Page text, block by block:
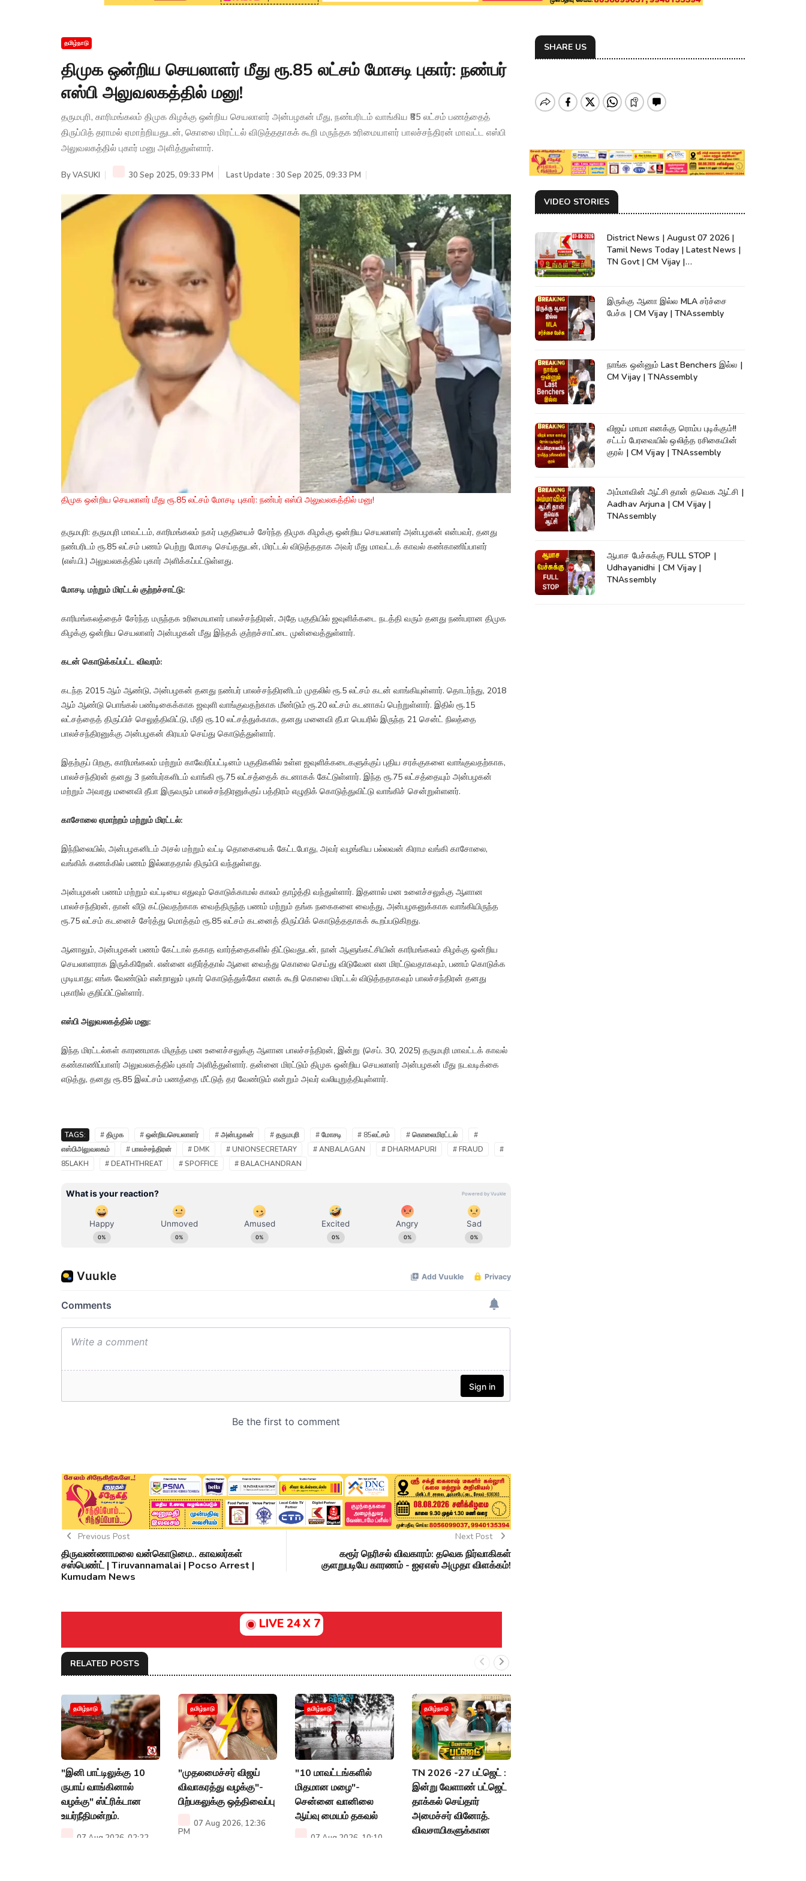
தமிழ்நாடு
திமுக ஒன்றிய செயலாளர் மீது ரூ.85 லட்சம் மோசடி புகார்: நண்பர்
எஸ்பி அலுவலகத்தில் மனு!
தருமபுரி, காரிமங்கலம் திமுக கிழக்கு ஒன்றிய செயலாளர் அன்பழகன் மீது, நண்பரிடம் வாங்கிய ₹85 லட்சம் பணத்தைத்
திருப்பித் தராமல் ஏமாற்றியதுடன், கொலை மிரட்டல் விடுத்ததாகக் கூறி மருந்தக உரிமையாளர் பாலச்சந்திரன் மாவட்ட எஸ்பி
அலுவலகத்தில் புகார் மனு அளித்துள்ளார்.
ByVASUKI 30 Sep 2025, 09:33 PM Last Update : 30 Sep 2025, 09:33 PM
திமுக ஒன்றிய செயலாளர் மீது ரூ.85 லட்சம் மோசடி புகார்: நண்பர் எஸ்பி அலுவலகத்தில் மனு!
தருமபுரி: தருமபுரி மாவட்டம், காரிமங்கலம் நகர் பகுதியைச் சேர்ந்த திமுக கிழக்கு ஒன்றிய செயலாளர் அன்பழகன் என்பவர், தனது
நண்பரிடம் ரூ.85 லட்சம் பணம் பெற்று மோசடி செய்ததுடன், மிரட்டல் விடுத்ததாக அவர் மீது மாவட்டக் காவல் கண்காணிப்பாளர்
(எஸ்.பி.) அலுவலகத்தில் புகார் அளிக்கப்பட்டுள்ளது.
மோசடி மற்றும் மிரட்டல் குற்றச்சாட்டு:
காரிமங்கலத்தைச் சேர்ந்த மருந்தக உரிமையாளர் பாலச்சந்திரன், அதே பகுதியில் ஜவுளிக்கடை நடத்தி வரும் தனது நண்பரான திமுக
கிழக்கு ஒன்றிய செயலாளர் அன்பழகன் மீது இந்தக் குற்றச்சாட்டை முன்வைத்துள்ளார்.
கடன் கொடுக்கப்பட்ட விவரம்:
கடந்த 2015 ஆம் ஆண்டு, அன்பழகன் தனது நண்பர் பாலச்சந்திரனிடம் முதலில் ரூ.5 லட்சம் கடன் வாங்கியுள்ளார். தொடர்ந்து, 2018
ஆம் ஆண்டு பொங்கல் பண்டிகைக்காக ஜவுளி வாங்குவதற்காக மீண்டும் ரூ.20 லட்சம் கடனாகப் பெற்றுள்ளார். இதில் ரூ.15
லட்சத்தைத் திருப்பிச் செலுத்திவிட்டு, மீதி ரூ.10 லட்சத்துக்காக, தனது மனைவி தீபா பெயரில் இருந்த 21 சென்ட் நிலத்தை
பாலச்சந்திரனுக்கு அன்பழகன் கிரயம் செய்து கொடுத்துள்ளார்.
இதற்குப் பிறகு, காரிமங்கலம் மற்றும் காவேரிப்பட்டினம் பகுதிகளில் உள்ள ஜவுளிக்கடைகளுக்குப் புதிய சரக்குகளை வாங்குவதற்காக,
பாலச்சந்திரன் தனது 3 நண்பர்களிடம் வாங்கி ரூ.75 லட்சத்தைக் கடனாகக் கேட்டுள்ளார். இந்த ரூ.75 லட்சத்தையும் அன்பழகன்
மற்றும் அவரது மனைவி தீபா இருவரும் பாலச்சந்திரனுக்குப் பத்திரம் எழுதிக் கொடுத்துவிட்டு வாங்கிச் சென்றுள்ளனர்.
காசோலை ஏமாற்றம் மற்றும் மிரட்டல்:
இந்நிலையில், அன்பழகனிடம் அசல் மற்றும் வட்டி தொகையைக் கேட்டபோது, அவர் வழங்கிய பல்லவன் கிராம வங்கி காசோலை,
வங்கிக் கணக்கில் பணம் இல்லாததால் திரும்பி வந்துள்ளது.
அன்பழகன் பணம் மற்றும் வட்டியை எதுவும் கொடுக்காமல் காலம் தாழ்த்தி வந்துள்ளார். இதனால் மன உளைச்சலுக்கு ஆளான
பாலச்சந்திரன், தான் வீடு கட்டுவதற்காக வைத்திருந்த பணம் மற்றும் தங்க நகைகளை வைத்து, அன்பழகனுக்காக வாங்கியிருந்த
ரூ.75 லட்சம் கடனைச் சேர்த்து மொத்தம் ரூ.85 லட்சம் கடனைத் திருப்பிக் கொடுத்ததாகக் கூறப்படுகிறது.
ஆனாலும், அன்பழகன் பணம் கேட்டால் தகாத வார்த்தைகளில் திட்டுவதுடன், நான் ஆளுங்கட்சியின் காரிமங்கலம் கிழக்கு ஒன்றிய
செயலாளராக இருக்கிறேன். என்னை எதிர்த்தால் ஆளை வைத்து கொலை செய்து விடுவேன என மிரட்டுவதாகவும், பணம் கொடுக்க
முடியாது; எங்க வேண்டும் என்றாலும் புகார் கொடுத்துக்கோ எனக் கூறி கொலை மிரட்டல் விடுத்ததாகவும் பாலச்சந்திரன் தனது
புகாரில் குறிப்பிட்டுள்ளார்.
எஸ்பி அலுவலகத்தில் மனு:
இந்த மிரட்டல்கள் காரணமாக மிகுந்த மன உளைச்சலுக்கு ஆளான பாலச்சந்திரன், இன்று (செப். 30, 2025) தருமபுரி மாவட்டக் காவல்
கண்காணிப்பாளர் அலுவலகத்தில் புகார் அளித்துள்ளார். தன்னை மிரட்டும் திமுக ஒன்றிய செயலாளர் அன்பழகன் மீது நடவடிக்கை
எடுத்து, தனது ரூ.85 இலட்சம் பணத்தை மீட்டுத் தர வேண்டும் என்றும் அவர் வலியுறுத்தியுள்ளார்.
TAGS: # திமுக # ஒன்றியசெயலாளர் # அன்பழகன் # தருமபுரி # மோசடி # 85லட்சம் # கொலைமிரட்டல்
#
எஸ்பிஅலுவலகம்
# பாலச்சந்திரன் # DMK # UNIONSECRETARY # ANBALAGAN # DHARMAPURI # FRAUD
#
85LAKH
# DEATHTHREAT # SPOFFICE # BALACHANDRAN
Previous Post
திருவண்ணாமலை வன்கொடுமை.. காவலர்கள்
சஸ்பெண்ட் | Tiruvannamalai | Pocso Arrest |
Kumudam News
Next Post
கரூர் நெரிசல் விவகாரம்: தவெக நிர்வாகிகள்
குளறுபடியே காரணம் - ஐஏஎஸ் அமுதா விளக்கம்!
LIVE 24 X 7
RELATED POSTS
தமிழ்நாடு
"இனி பாட்டிலுக்கு 10
ருபாய் வாங்கினால்
வழக்கு" ஸ்ட்ரிக்டான
உயர்நீதிமன்றம்.
07 Aug 2026, 02:22
தமிழ்நாடு
"முதலமைச்சர் விஜய்
விவாகரத்து வழக்கு"-
பிற்பகலுக்கு ஒத்திவைப்பு
07 Aug 2026, 12:36
PM
தமிழ்நாடு
"10 மாவட்டங்களில்
மிதமான மழை"-
சென்னை வானிலை
ஆய்வு மையம் தகவல்
07 Aug 2026, 10:10
தமிழ்நாடு
TN 2026 -27 பட்ஜெட் :
இன்று வேளாண் பட்ஜெட்
தாக்கல் செய்தார்
அமைச்சர் வினோத்.
விவசாயிகளுக்கான
SHARE US
VIDEO STORIES
District News | August 07 2026 |
Tamil News Today | Latest News |
TN Govt | CM Vijay |
இருக்கு ஆனா இல்ல MLA சர்ச்சை
பேச்சு | CM Vijay | TNAssembly
நாங்க ஒன்னும் Last Benchers இல்ல |
CM Vijay | TNAssembly
விஜய் மாமா எனக்கு ரொம்ப புடிக்கும்!!
சட்டப் பேரவையில் ஒலித்த ரசிகையின்
குரல் | CM Vijay | TNAssembly
அம்மாவின் ஆட்சி தான் தவெக ஆட்சி |
Aadhav Arjuna | CM Vijay |
TNAssembly
ஆபாச பேச்சுக்கு FULL STOP |
Udhayanidhi | CM Vijay |
TNAssembly